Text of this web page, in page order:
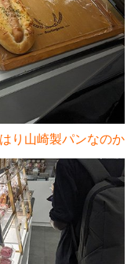
り山崎製パンなのか